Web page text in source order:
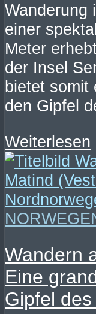
Wanderung
einer
Meter
der Insel
bietet somit
den Gipfel
Weiterlesen
Wandern
Eine
Gipfel